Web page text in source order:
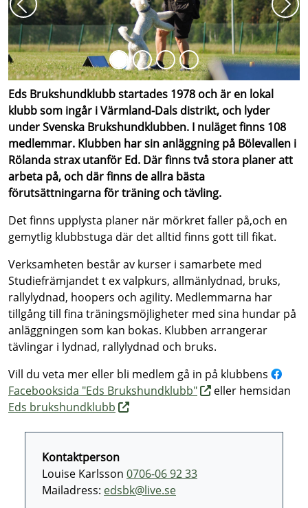
Föregående
Eds Brukshundklubb startades 1978 och är en lokal
klubb som ingår i Värmland-Dals distrikt, och lyder
under Svenska Brukshundklubben. I nuläget finns 108
medlemmar. Klubben har sin anläggning på Bölevallen i
Rölanda strax utanför Ed. Där finns två stora planer att
arbeta på, och där finns de allra bästa
förutsättningarna för träning och tävling.
Det finns upplysta planer när mörkret faller på,och en
gemytlig klubbstuga där det alltid finns gott till fikat.
Verksamheten består av kurser i samarbete med
Studiefrämjandet t ex valpkurs, allmänlydnad, bruks,
rallylydnad, hoopers och agility. Medlemmarna har
tillgång till fina träningsmöjligheter med sina hundar på
anläggningen som kan bokas. Klubben arrangerar
tävlingar i lydnad, rallylydnad och bruks.
Vill du veta mer eller bli medlem gå in på klubbens
Facebooksida "Eds Brukshundklubb"
eller hemsidan
Eds brukshundklubb
Kontaktperson
Louise Karlsson 0706-06 92 33
Mailadress: edsbk@live.se